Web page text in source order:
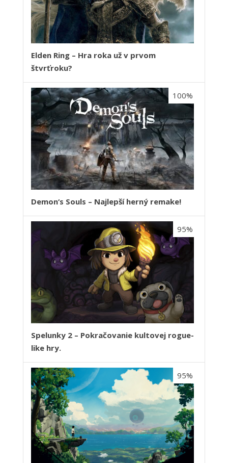
Elden Ring – Hra roka už v prvom
štvrťroku?
Demon‘s Souls – Najlepší herný remake!
100%
Spelunky 2 – Pokračovanie kultovej rogue-
like hry.
95%
95%